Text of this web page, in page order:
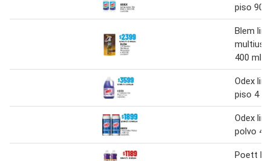
piso 900
Blem
400 ml.
Odex
piso 4 l
Odex
polvo
Poett